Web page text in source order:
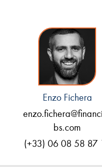
Enzo Fichera
bs.com
(+33) 06 08 58 87